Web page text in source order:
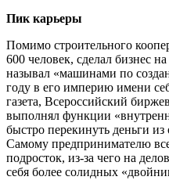
Пик карьеры
Помимо строительного
600 человек, сделал бизнес
называл «машинами по
году в его империю имени
газета, Всероссийский
выполнял функции
быстро перекинуть деньги
Самому предпринимателю
подросток, из-за чего на
себя более солидных